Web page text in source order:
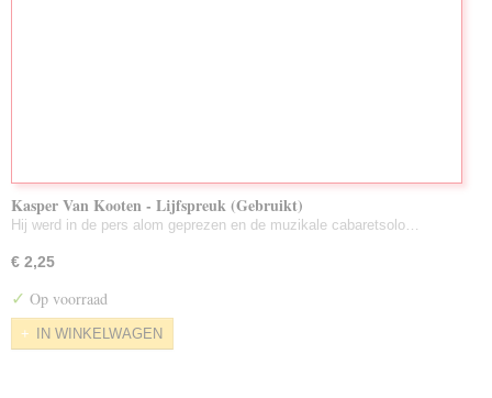
Kasper Van Kooten - Lijfspreuk (Gebruikt)
Hij werd in de pers alom geprezen en de muzikale cabaretsolo…
€ 2,25
✓ Op voorraad
IN WINKELWAGEN